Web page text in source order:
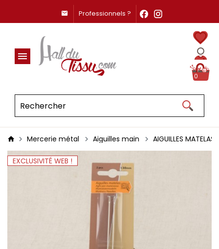
Professionnels ?
0
Mercerie métal Aiguilles main AIGUILLES MATELAS
EXCLUSIVITÉ WEB !